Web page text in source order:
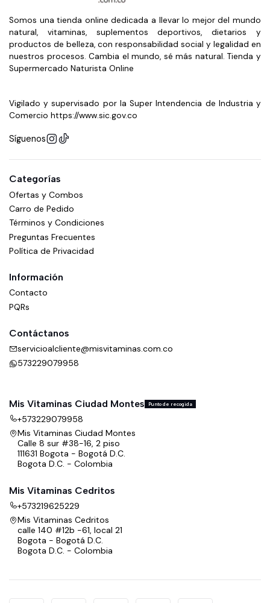
Somos una tienda online dedicada a llevar lo mejor del mundo
natural, vitaminas, suplementos deportivos, dietarios y
productos de belleza, con responsabilidad social y legalidad en
nuestros procesos. Cambia el mundo, sé más natural. Tienda y
Supermercado Naturista Online
Vigilado y supervisado por la Super Intendencia de Industria y
Comercio https://www.sic.gov.co
Síguenos
Categorías
Ofertas y Combos
Carro de Pedido
Términos y Condiciones
Preguntas Frecuentes
Política de Privacidad
Información
Contacto
PQRs
Contáctanos
servicioalcliente@misvitaminas.com.co
573229079958
Mis Vitaminas Ciudad Montes Punto de recogida
+573229079958
Mis Vitaminas Ciudad Montes
Calle 8 sur #38-16, 2 piso
111631 Bogota - Bogotá D.C.
Bogota D.C. - Colombia
Mis Vitaminas Cedritos
+573219625229
Mis Vitaminas Cedritos
calle 140 #12b -61, local 21
Bogota - Bogotá D.C.
Bogota D.C. - Colombia